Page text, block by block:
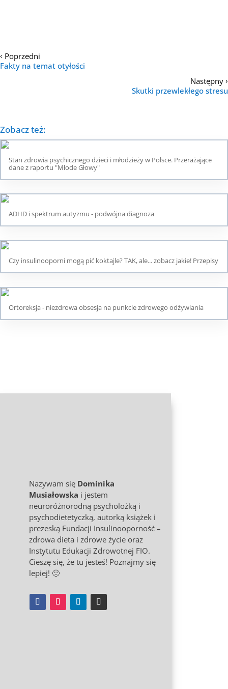
‹ Poprzedni
Fakty na temat otyłości
Następny ›
Skutki przewlekłego stresu
Zobacz też:
Stan zdrowia psychicznego dzieci i młodzieży w Polsce. Przerażające
dane z raportu "Młode Głowy"
ADHD i spektrum autyzmu - podwójna diagnoza
Czy insulinooporni mogą pić koktajle? TAK, ale... zobacz jakie! Przepisy
Ortoreksja - niezdrowa obsesja na punkcie zdrowego odżywiania
Nazywam się Dominika
Musiałowska i jestem
neuroróżnorodną psycholożką i
psychodietetyczką, autorką książek i
prezeską Fundacji Insulinooporność –
zdrowa dieta i zdrowe życie oraz
Instytutu Edukacji Zdrowotnej FIO.
Cieszę się, że tu jesteś! Poznajmy się
lepiej! 🙂